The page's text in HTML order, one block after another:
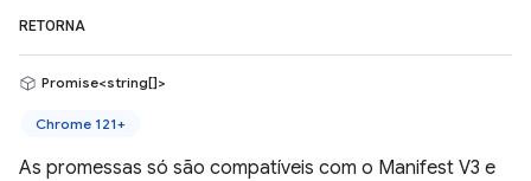
RETORNA
Promise<string[]>
Chrome 121+
As promessas só são compatíveis com o Manifest V3 e